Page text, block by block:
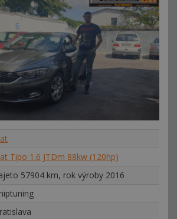
Tipo 1.6 JTDm 88kw (120hp)
57904 km, rok výroby 2016